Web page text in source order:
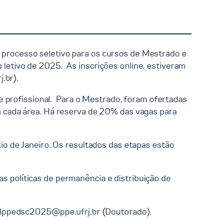
seletivo para os cursos de Mestrado e
letivo de 2025. ​ As inscrições online, estiveram
). ​
profissional. ​ Para o Mestrado, foram ofertadas
área. Há reserva de 20% das vagas para
de Janeiro. Os resultados das etapas estão
políticas de permanência e distribuição de
(Doutorado). ​